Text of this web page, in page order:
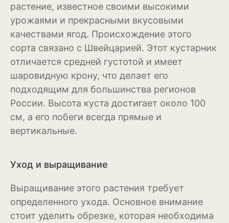
Нарциссы
Настурция
Нивяник или садовая
ромашка
Очиток или седум
Пеларгония
Петуния
Рододендрон
Роза
Рудбекия
растение, известное своими высокими
урожаями и прекрасными вкусовыми
качествами ягод. Происхождение этого
сорта связано с Швейцарией. Этот кустарник
отличается средней густотой и имеет
шаровидную крону, что делает его
подходящим для большинства регионов
России. Высота куста достигает около 100
см, а его побеги всегда прямые и
вертикальные.
Уход и выращивание
Выращивание этого растения требует
определенного ухода. Основное внимание
стоит уделить обрезке, которая необходима